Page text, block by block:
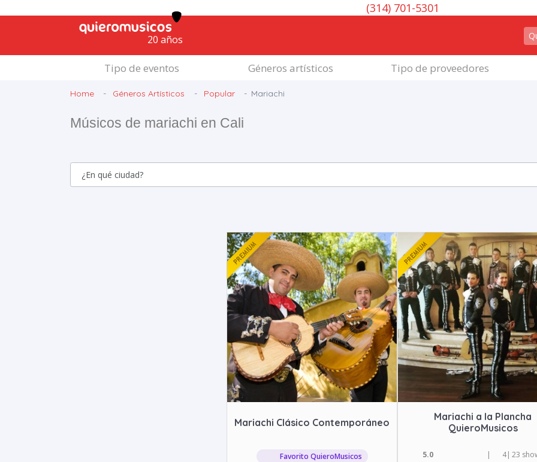
(314) 701-5301
20 años
Tipo de eventos Géneros artísticos Tipo de proveedores
Home Géneros Artísticos Popular Mariachi
Músicos de mariachi en Cali
Mariachi Clásico Contemporáneo
Favorito QuieroMusicos
Mariachi a la Plancha
QuieroMusicos
5.0 | 4| 23